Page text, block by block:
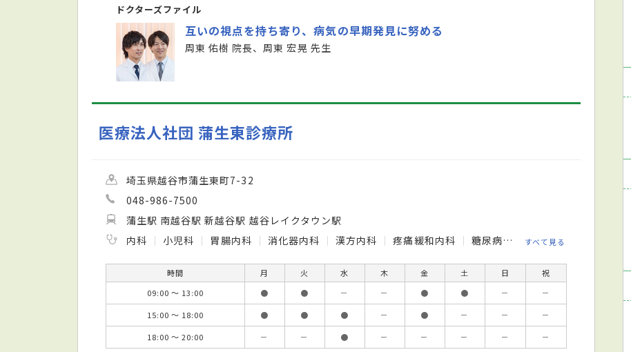
ドクターズファイル
互いの視点を持ち寄り、病気の早期発見に努める
周東 佑樹 院長、周東 宏晃 先生
医療法人社団 蒲生東診療所
埼玉県越谷市蒲生東町7-32
048-986-7500
蒲生駅 南越谷駅 新越谷駅 越谷レイクタウン駅
内科
小児科 胃腸内科 消化器内科 漢方内科 疼痛緩和内科 糖尿病・代謝内科 すべて見る
時間 月 火 水 木 金 土 日
祝
09:00 ～ 13:00
● ● － － ● ● －
－
15:00 ～ 18:00
● ● ● － ● － －
－
18:00 ～ 20:00
－ － ● － － － － －